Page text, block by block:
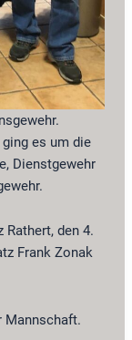
es um die
Dienstgewehr
Rathert, den 4.
Frank Zonak
Mannschaft.